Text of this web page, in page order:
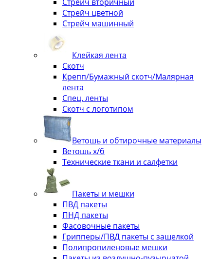
Стрейч цветной
Стрейч машинный
Клейкая лента
Скотч
Крепп/Бумажный скотч/Малярная
лента
Спец. ленты
Скотч с логотипом
Ветошь и обтирочные материалы
Ветошь х/б
Технические ткани и салфетки
Пакеты и мешки
ПВД пакеты
ПНД пакеты
Фасовочные пакеты
Грипперы/ПВД пакеты с защелкой
Полипропиленовые мешки